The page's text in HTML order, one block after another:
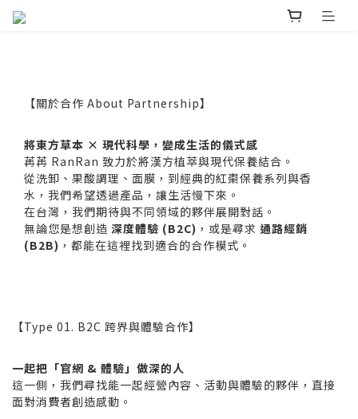
【關於合作 About Partnership】
將東方草本 × 現代科學，變成生活的儀式感
苒苒 RanRan 致力於將漢方植萃與現代保養結合。
從洗卸、果酸調理、面膜，到經典的紅棗保養系列與香
水，我們希望透過產品，讓生活慢下來。
在台灣，我們期待與不同領域的夥伴展開對話。
無論您是想創造 深度體驗 (B2C) ，或是尋求 通路經銷
(B2B) ，都能在這裡找到適合的合作模式。
【Type 01. B2C 跨界與體驗合作】
一起把「官網 & 體驗」做深的人
這一側，我們尋找能一起經營內容、活動與體驗的夥伴，直接
面對消費者創造感動。